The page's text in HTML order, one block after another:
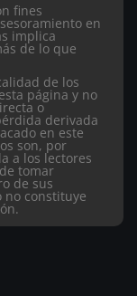
fines
en
implica
de lo que
de los
página y no
o
derivada
en este
son, por
a los lectores
tomar
de sus
no constituye